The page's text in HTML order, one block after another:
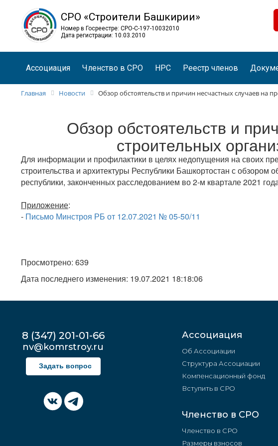
СРО «Строители Башкирии»
Номер в Госреестре: СРО-С-197-10032010
Дата регистрации: 10.03.2010
Ассоциация Членство в СРО НРС Реестр членов
Главная Новости Обзор обстоятельств и причин несчастных случаев на
Обзор обстоятельств и
строительных
Для информации и профилактики в целях недопущения на своих
строительства и архитектуры Республики Башкортостан с обзором
республики, законченных расследованием во 2-м квартале 2021
Приложение:
- Письмо Минстроя РБ от 12.07.2021 № 05-50/11
Просмотрено: 639
Дата последнего изменения: 19.07.2021 18:18:06
8 (347) 201-01-66
nv@komrstroy.ru
Задать вопрос
Ассоциация
Об Ассоциации
Структура Ассоциации
Компенсационный фонд
Вступить в СРО
Членство в СРО
Членство в СРО
Размеры взносов